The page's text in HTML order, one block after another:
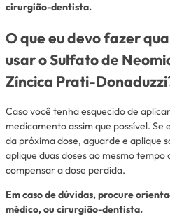
cirurgião-dentista.
O que eu devo fazer
usar o Sulfato de
Zíncica Prati-
Caso você tenha esquecido de
medicamento assim que possível.
da próxima dose, aguarde e aplique
aplique duas doses ao mesmo
compensar a dose perdida.
Em caso de dúvidas, procure
médico, ou cirurgião-dentista.